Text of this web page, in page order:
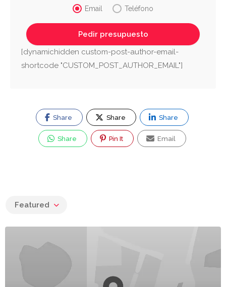
Email
Teléfono
[dynamichidden custom-post-author-email-
shortcode "CUSTOM_POST_AUTHOR_EMAIL"]
Share Share Share
Share Pin It Email
Featured